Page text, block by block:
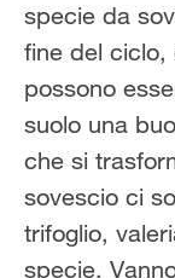
specie da
fine del ciclo,
possono
suolo una
che si
sovescio ci
trifoglio,
specie.